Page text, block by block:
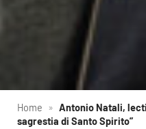
Home » Antonio Natali,
sagrestia di Santo Spirito”